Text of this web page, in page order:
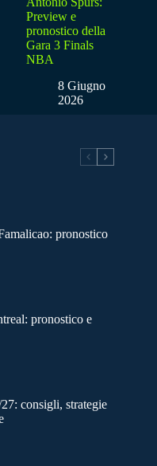
Preview e
pronostico della
Gara 3 Finals
NBA
8 Giugno
2026
pronostico
pronostico e
consigli, strategie